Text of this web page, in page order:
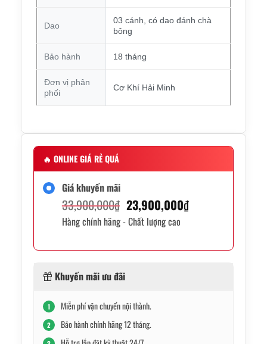
Dao
03 cánh, có dao đánh chà
bông
Bảo hành 18 tháng
Đơn vị phân
phối
Cơ Khí Hải Minh
🔥 ONLINE GIÁ RẺ QUÁ
Giá khuyến mãi
33,900,000₫ Giá
gốc
23,900,000₫Giá
Hàng chính hãng - Chất lượng cao
Khuyến mãi ưu đãi
1 Miễn phí vận chuyển nội thành.
2 Bảo hành chính hãng 12 tháng.